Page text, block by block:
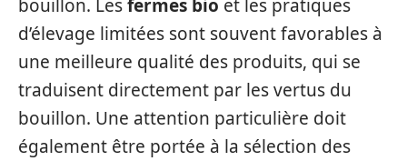
bouillon. Lesfermes bio et les pratiques
d’élevage limitées sont souvent favorables à
une meilleure qualité des produits, qui se
traduisent directement par les vertus du
bouillon. Une attention particulière doit
également être portée à la sélection des